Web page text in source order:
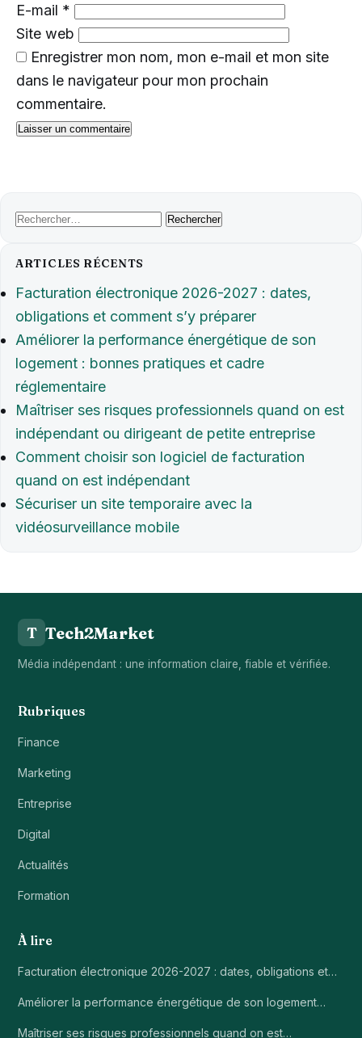
E-mail *
Site web
Enregistrer mon nom, mon e-mail et mon site
dans le navigateur pour mon prochain
commentaire.
Rechercher :
ARTICLES RÉCENTS
Facturation électronique 2026-2027 : dates,
obligations et comment s’y préparer
Améliorer la performance énergétique de son
logement : bonnes pratiques et cadre
réglementaire
Maîtriser ses risques professionnels quand on est
indépendant ou dirigeant de petite entreprise
Comment choisir son logiciel de facturation
quand on est indépendant
Sécuriser un site temporaire avec la
vidéosurveillance mobile
T Tech2Market
Média indépendant : une information claire, fiable et vérifiée.
Rubriques
Finance
Marketing
Entreprise
Digital
Actualités
Formation
À lire
Facturation électronique 2026-2027 : dates, obligations et…
Améliorer la performance énergétique de son logement…
Maîtriser ses risques professionnels quand on est…